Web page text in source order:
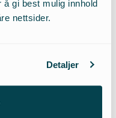
gi best mulig innhold
nettsider.
Detaljer
bevisstgjøring og
enkeltperson kan
kanskje noen